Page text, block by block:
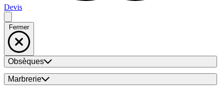
Devis
Fermer
Obsèques
Marbrerie